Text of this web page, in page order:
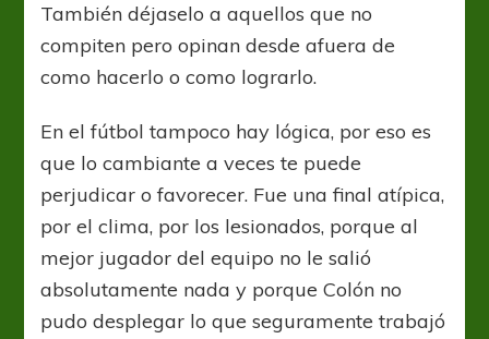
También déjaselo a aquellos que no
compiten pero opinan desde afuera de
como hacerlo o como lograrlo.
En el fútbol tampoco hay lógica, por eso es
que lo cambiante a veces te puede
perjudicar o favorecer. Fue una final atípica,
por el clima, por los lesionados, porque al
mejor jugador del equipo no le salió
absolutamente nada y porque Colón no
pudo desplegar lo que seguramente trabajó